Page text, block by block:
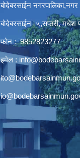
बोदेबरसाईन नगरपालिका,नगर
बोदेबरसाईन -५,सप्तरी,
फोन : 9852823277
इमेल :